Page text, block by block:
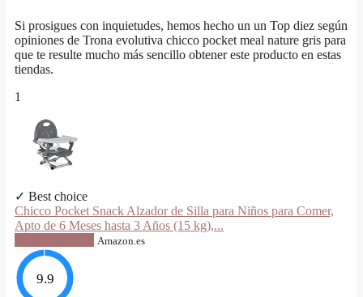
Si prosigues con inquietudes, hemos hecho un un Top diez según
opiniones de Trona evolutiva chicco pocket meal nature gris para
que te resulte mucho más sencillo obtener este producto en estas
tiendas.
1
✓ Best choice
Chicco Pocket Snack Alzador de Silla para Niños para Comer,
Apto de 6 Meses hasta 3 Años (15 kg),...
Amazon.es
9.9